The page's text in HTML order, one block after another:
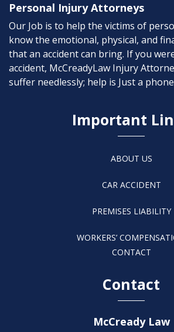
Personal Injury Attorneys
Our Job is to help the victims of
know the emotional, physical, and
that an accident can bring. If you
accident, McCreadyLaw Injury
suffer needlessly; help is Just a
Important
ABOUT US
CAR ACCIDENT
PREMISES LIABILITY
WORKERS’
CONTACT
Contact
McCready Law